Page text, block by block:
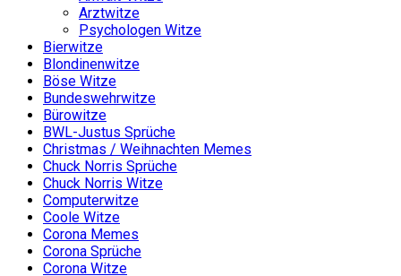
Arztwitze
Psychologen Witze
Bierwitze
Blondinenwitze
Böse Witze
Bundeswehrwitze
Bürowitze
BWL-Justus Sprüche
Christmas / Weihnachten Memes
Chuck Norris Sprüche
Chuck Norris Witze
Computerwitze
Coole Witze
Corona Memes
Corona Sprüche
Corona Witze